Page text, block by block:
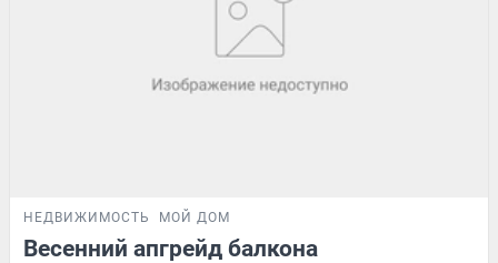
НЕДВИЖИМОСТЬ МОЙ ДОМ
Весенний апгрейд балкона